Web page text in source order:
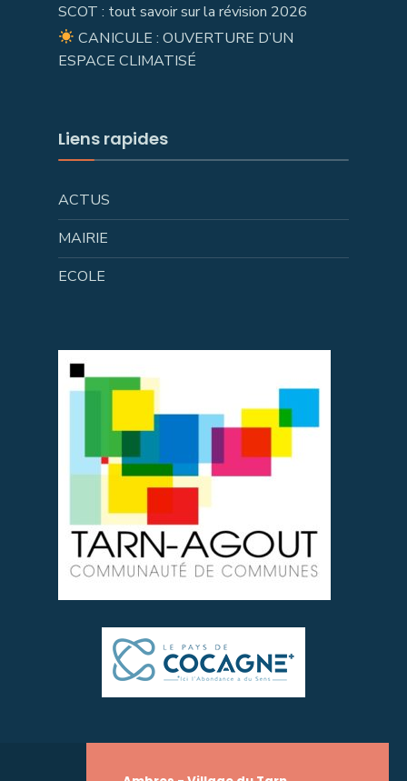
SCOT : tout savoir sur la révision 2026
CANICULE : OUVERTURE D’UN
ESPACE CLIMATISÉ
Liens rapides
ACTUS
MAIRIE
ECOLE